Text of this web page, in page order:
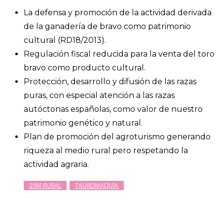
La defensa y promoción de la actividad derivada
de la ganadería de bravo como patrimonio
cultural (RD18/2013).
Regulación fiscal reducida para la venta del toro
bravo como producto cultural.
Protección, desarrollo y difusión de las razas
puras, con especial atención a las razas
autóctonas españolas, como valor de nuestro
patrimonio genético y natural.
Plan de promoción del agroturismo generando
riqueza al medio rural pero respetando la
actividad agraria.
20M RURAL TAUROMAQUIA